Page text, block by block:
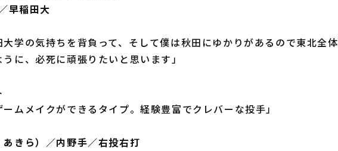
早稲田大
大学の気持ちを背負って、そして僕は秋田にゆかりがあるので東北全体
に、必死に頑張りたいと思います」
ームメイクができるタイプ。経験豊富でクレバーな投手」
きら）／内野手／右投右打